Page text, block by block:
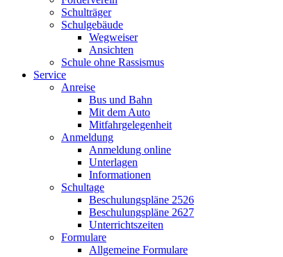
Schulträger
Schulgebäude
Wegweiser
Ansichten
Schule ohne Rassismus
Service
Anreise
Bus und Bahn
Mit dem Auto
Mitfahrgelegenheit
Anmeldung
Anmeldung online
Unterlagen
Informationen
Schultage
Beschulungspläne 2526
Beschulungspläne 2627
Unterrichtszeiten
Formulare
Allgemeine Formulare